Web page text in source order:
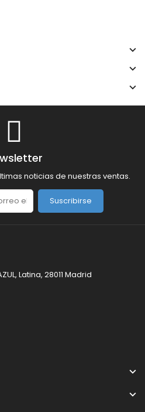
noticias de nuestras ventas.
Suscribirse
Latina, 28011 Madrid